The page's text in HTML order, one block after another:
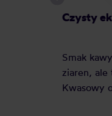
Czysty
Smak
ziaren, ale
Kwasowy